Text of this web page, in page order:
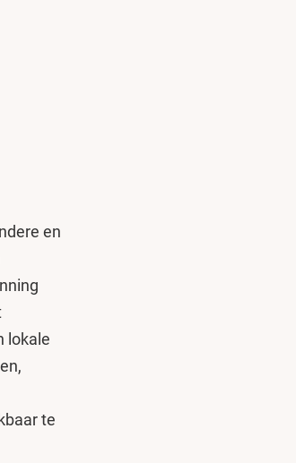
en
lokale
te